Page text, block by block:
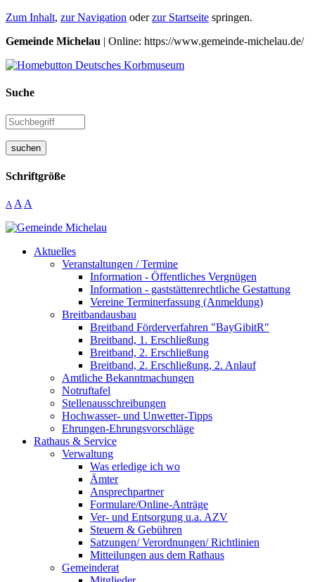
Zum Inhalt, zur Navigation oderzur Startseite springen.
Gemeinde Michelau | Online: https://www.gemeinde-michelau.de/
Suche
suchen
Schriftgröße
A A A
Aktuelles
Veranstaltungen / Termine
Information - Öffentliches Vergnügen
Information - gaststättenrechtliche Gestattung
Vereine Terminerfassung (Anmeldung)
Breitbandausbau
Breitband Förderverfahren "BayGibitR"
Breitband, 1. Erschließung
Breitband, 2. Erschließung
Breitband, 2. Erschließung, 2. Anlauf
Amtliche Bekanntmachungen
Notruftafel
Stellenausschreibungen
Hochwasser- und Unwetter-Tipps
Ehrungen-Ehrungsvorschläge
Rathaus & Service
Verwaltung
Was erledige ich wo
Ämter
Ansprechpartner
Formulare/Online-Anträge
Ver- und Entsorgung u.a. AZV
Steuern & Gebühren
Satzungen/ Verordnungen/ Richtlinien
Mitteilungen aus dem Rathaus
Gemeinderat